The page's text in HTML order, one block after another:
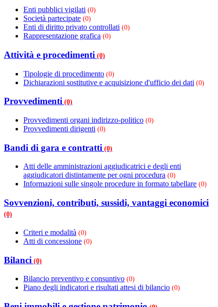
Enti pubblici vigilati (0)
Società partecipate (0)
Enti di diritto privato controllati (0)
Rappresentazione grafica (0)
Attività e procedimenti (0)
Tipologie di procedimento (0)
Dichiarazioni sostitutive e acquisizione d'ufficio dei dati (0)
Provvedimenti (0)
Provvedimenti organi indirizzo-politico (0)
Provvedimenti dirigenti (0)
Bandi di gara e contratti (0)
Atti delle amministrazioni aggiudicatrici e degli enti
aggiudicatori distintamente per ogni procedura (0)
Informazioni sulle singole procedure in formato tabellare (0)
Sovvenzioni, contributi, sussidi, vantaggi economici
(0)
Criteri e modalità (0)
Atti di concessione (0)
Bilanci (0)
Bilancio preventivo e consuntivo (0)
Piano degli indicatori e risultati attesi di bilancio (0)